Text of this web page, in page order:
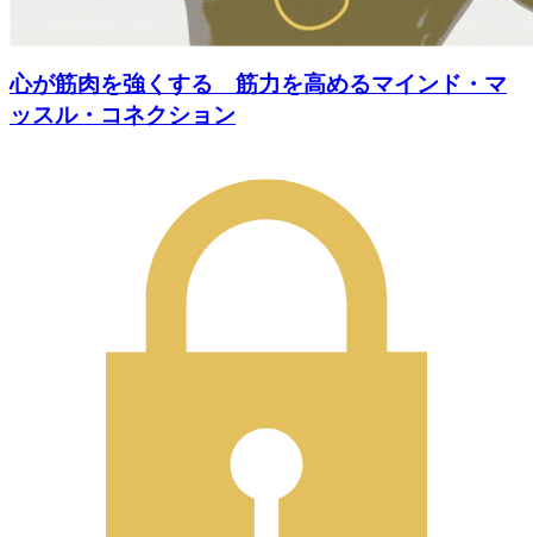
心が筋肉を強くする 筋力を高めるマインド・マ
ッスル・コネクション